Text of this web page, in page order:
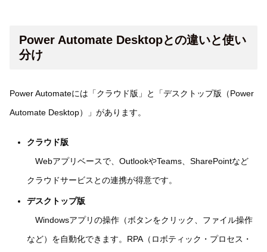
Power Automate Desktopとの違いと使い
分け
Power Automateには「クラウド版」と「デスクトップ版（Power
Automate Desktop）」があります。
クラウド版
Webアプリベースで、OutlookやTeams、SharePointなど
クラウドサービスとの連携が得意です。
デスクトップ版
Windowsアプリの操作（ボタンをクリック、ファイル操作
など）を自動化できます。RPA（ロボティック・プロセス・